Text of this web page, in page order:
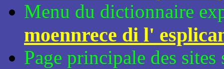
Menu du dictionnaire
moennrece di l'
Page principale des